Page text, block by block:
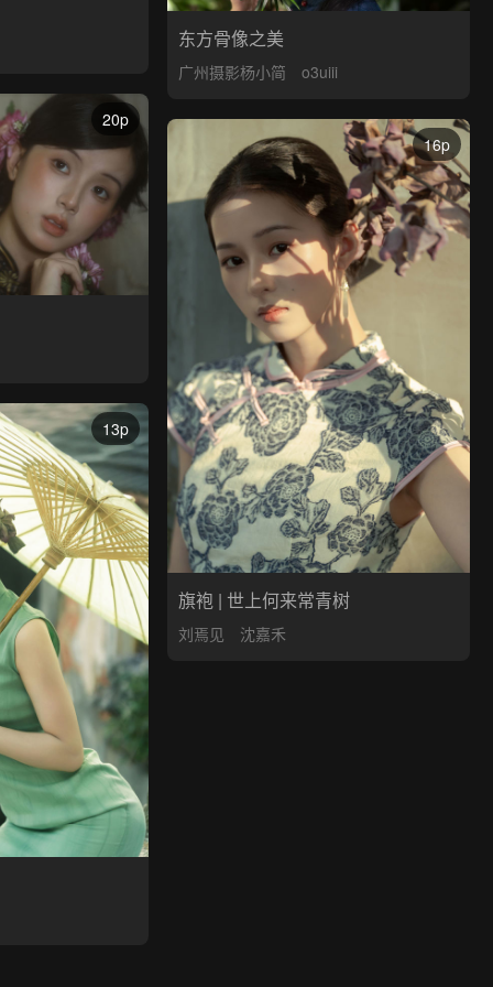
东方骨像之美
广州摄影杨小简 o3uiii
20p
16p
旗袍 | 世上何来常青树
刘焉见 沈嘉禾
13p